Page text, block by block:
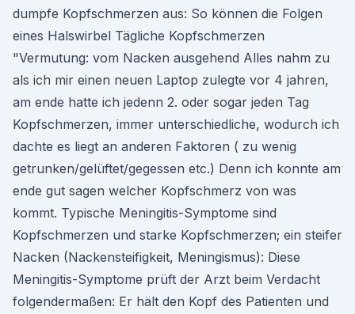
dumpfe Kopfschmerzen aus: So können die Folgen
eines Halswirbel Tägliche Kopfschmerzen
"Vermutung: vom Nacken ausgehend Alles nahm zu
als ich mir einen neuen Laptop zulegte vor 4 jahren,
am ende hatte ich jedenn 2. oder sogar jeden Tag
Kopfschmerzen, immer unterschiedliche, wodurch ich
dachte es liegt an anderen Faktoren ( zu wenig
getrunken/gelüftet/gegessen etc.) Denn ich konnte am
ende gut sagen welcher Kopfschmerz von was
kommt. Typische Meningitis-Symptome sind
Kopfschmerzen und starke Kopfschmerzen; ein steifer
Nacken (Nackensteifigkeit, Meningismus): Diese
Meningitis-Symptome prüft der Arzt beim Verdacht
folgendermaßen: Er hält den Kopf des Patienten und